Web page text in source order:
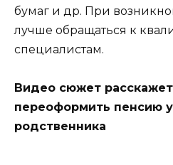
бумаг и др. При
лучше обращаться к
специалистам.
Видео сюжет
переоформить пенсию
родственника